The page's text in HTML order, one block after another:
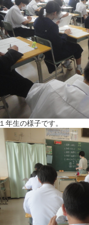
１年生の様子です。